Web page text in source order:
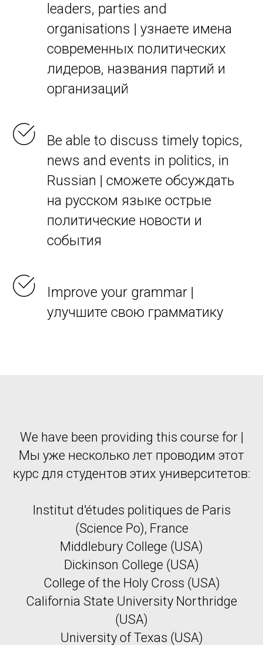
leaders, parties and
organisations | узнаете имена
современных политических
лидеров, названия партий и
организаций
Be able to discuss timely topics,
news and events in politics, in
Russian | сможете обсуждать
на русском языке острые
политические новости и
события
Improve your grammar |
улучшите свою грамматику
We have been providing this course for |
Мы уже несколько лет проводим этот
курс для студентов этих университетов:
Institut d'études politiques de Paris
(Science Po), France
Middlebury College (USA)
Dickinson College (USA)
College of the Holy Cross (USA)
California State University Northridge
(USA)
University of Texas (USA)